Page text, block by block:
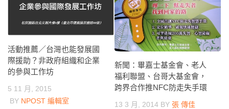
活動推薦／台灣也能發展國
際援助？非政府組織和企業
的參與工作坊
5 11 月, 2015
BY NPOST 編輯室
新聞：畢嘉士基金會、老人
福利聯盟、台哥大基金會，
跨界合作推NFC防走失手環
13 3 月, 2014 BY 張 傳佳